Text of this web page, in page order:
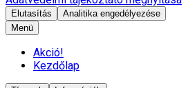
Elutasítás
Analitika engedélyezése
Menü
Akció!
Kezdőlap